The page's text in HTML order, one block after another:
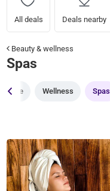
All deals Deals nearby
Beauty & wellness
Spas
Alle Wellness Spas